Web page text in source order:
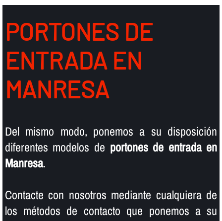
PORTONES DE
ENTRADA EN
MANRESA
Del mismo modo, ponemos a su disposición
diferentes modelos de portones de entrada en
Manresa.
Contacte con nosotros mediante cualquiera de
los métodos de contacto que ponemos a su